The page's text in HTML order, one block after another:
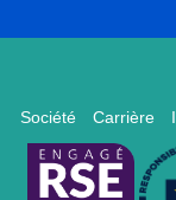
Société Carrière